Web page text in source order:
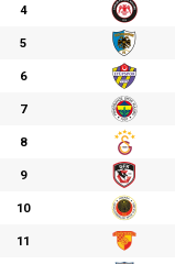
4
5
6
7
8
9
10
11